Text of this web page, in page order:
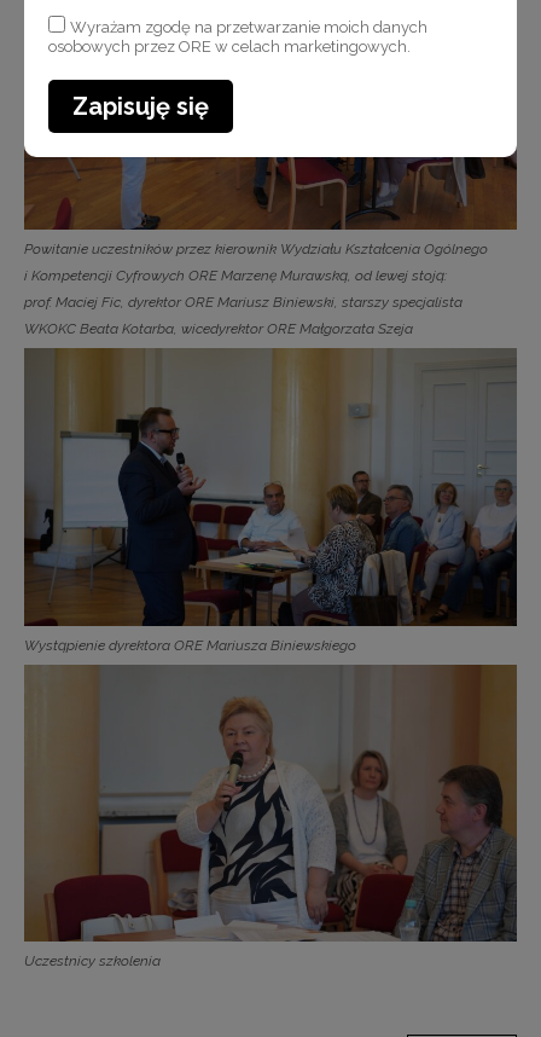
Powitanie uczestników przez kierownik Wydziału Kształcenia Ogólnego
i Kompetencji Cyfrowych ORE Marzenę Murawską, od lewej stoją:
prof. Maciej Fic, dyrektor ORE Mariusz Biniewski, starszy specjalista
WKOKC Beata Kotarba, wicedyrektor ORE Małgorzata Szeja
Wystąpienie dyrektora ORE Mariusza Biniewskiego
Uczestnicy szkolenia
Wyrażam zgodę na przetwarzanie moich danych
osobowych przez ORE w celach marketingowych.
Zapisuję się